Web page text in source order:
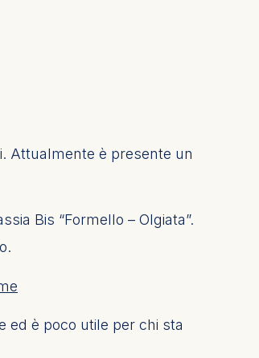
Attualmente è presente un
Bis “Formello – Olgiata”.
ed è poco utile per chi sta